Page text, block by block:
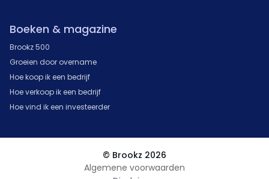
Boeken & magazine
Brookz 500
Groeien door overname
Hoe koop ik een bedrijf
Hoe verkoop ik een bedrijf
Hoe vind ik een investeerder
© Brookz 2026
Algemene voorwaarden